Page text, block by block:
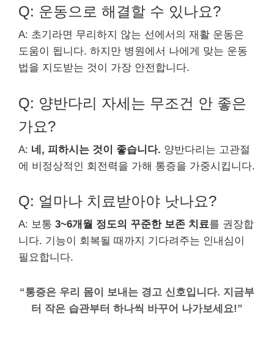
Q: 운동으로 해결할 수 있나요?
A: 초기라면 무리하지 않는 선에서의 재활 운동은
도움이 됩니다. 하지만 병원에서 나에게 맞는 운동
법을 지도받는 것이 가장 안전합니다.
Q: 양반다리 자세는 무조건 안 좋은
가요?
A: 네, 피하시는 것이 좋습니다. 양반다리는 고관절
에 비정상적인 회전력을 가해 통증을 가중시킵니다.
Q: 얼마나 치료받아야 낫나요?
A: 보통 3~6개월 정도의 꾸준한 보존 치료를 권장합
니다. 기능이 회복될 때까지 기다려주는 인내심이
필요합니다.
“통증은 우리 몸이 보내는 경고 신호입니다. 지금부
터 작은 습관부터 하나씩 바꾸어 나가보세요!”